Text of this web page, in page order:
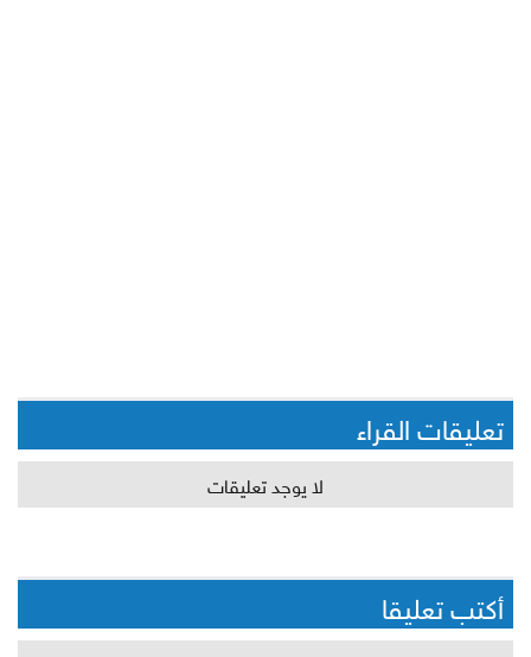
تعليقات القراء
لا يوجد تعليقات
أكتب تعليقا